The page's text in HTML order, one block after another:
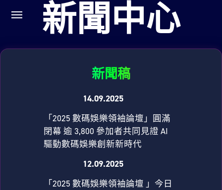
新聞中心
新聞稿
14.09.2025
「2025 數碼娛樂領袖論壇」圓滿
閉幕 逾 3,800 參加者共同見證 AI
驅動數碼娛樂創新新時代
12.09.2025
「2025 數碼娛樂領袖論壇 」今日